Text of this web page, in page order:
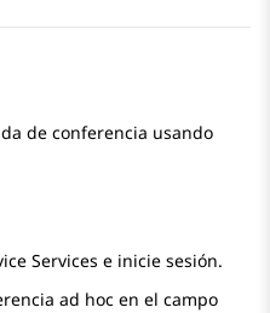
de conferencia usando
Services e inicie sesión.
ad hoc en el campo